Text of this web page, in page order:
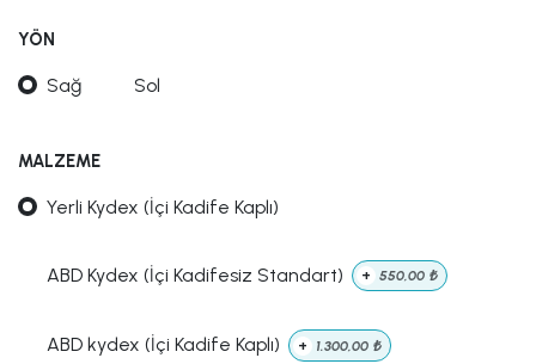
YÖN
Sağ Sol
MALZEME
Yerli Kydex (İçi Kadife Kaplı)
ABD Kydex (İçi Kadifesiz Standart) + 550,00 ₺
ABD kydex (İçi Kadife Kaplı) + 1.300,00 ₺